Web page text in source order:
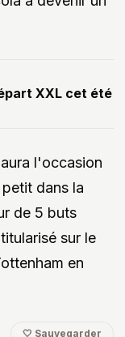
XXL cet été
l'occasion
dans la
de 5 buts
sur le
en
🤍 Sauvegarder